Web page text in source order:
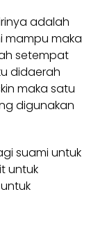
adalah
mampu maka
setempat
didaerah
maka satu
digunakan
suami untuk
untuk